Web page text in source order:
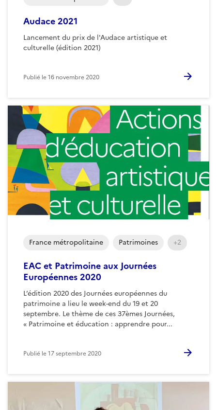
Audace 2021
Lancement du prix de l'Audace artistique et
culturelle (édition 2021)
Publié le16 novembre 2020
EAC et Patrimoine aux Journées
Européennes 2020
L’édition 2020 des Journées européennes du
patrimoine a lieu le week-end du 19 et 20
septembre. Le thème de ces 37èmes Journées,
« Patrimoine et éducation : apprendre pour...
France métropolitaine Patrimoines +2
Publié le17 septembre 2020